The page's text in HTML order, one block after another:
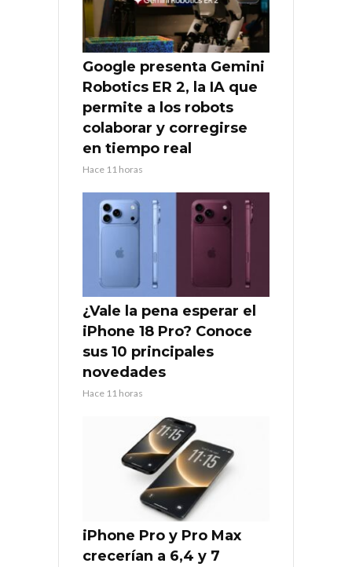
Google presenta Gemini
Robotics ER 2, la IA que
permite a los robots
colaborar y corregirse
en tiempo real
Hace 11 horas
¿Vale la pena esperar el
iPhone 18 Pro? Conoce
sus 10 principales
novedades
Hace 11 horas
iPhone Pro y Pro Max
crecerían a 6,4 y 7